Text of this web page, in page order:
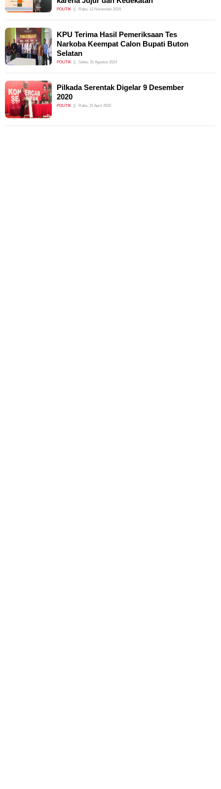
POLITIK Rabu, 13 November 2024
KPU Terima Hasil Pemeriksaan Tes
Narkoba Keempat Calon Bupati Buton
Selatan
POLITIK Sabtu, 31 Agustus 2024
Pilkada Serentak Digelar 9 Desember
2020
POLITIK Rabu, 15 April 2020